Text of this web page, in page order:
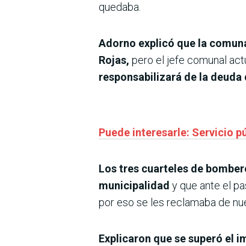
quedaba.
Adorno explicó que la
Rojas, pero el jefe comunal
responsabilizará de la
Puede interesarle: Servicio
Los tres cuarteles de
municipalidad y que ante el
por eso se les reclamaba de
Explicaron que se superó el